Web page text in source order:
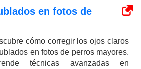
en fotos de
cómo corregir los ojos claros
en fotos de perros mayores.
técnicas avanzadas en